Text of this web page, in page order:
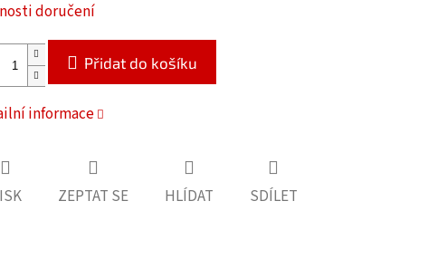
doručení
Přidat do košíku
informace
ZEPTAT SE HLÍDAT SDÍLET